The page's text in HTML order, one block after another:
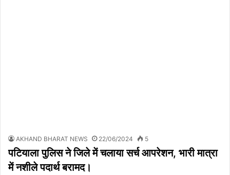
AKHAND BHARAT NEWS 22/06/2024 5
पटियाला पुलिस ने जिले में चलाया सर्च आपरेशन, भारी मात्रा
में नशीले पदार्थ बरामद।